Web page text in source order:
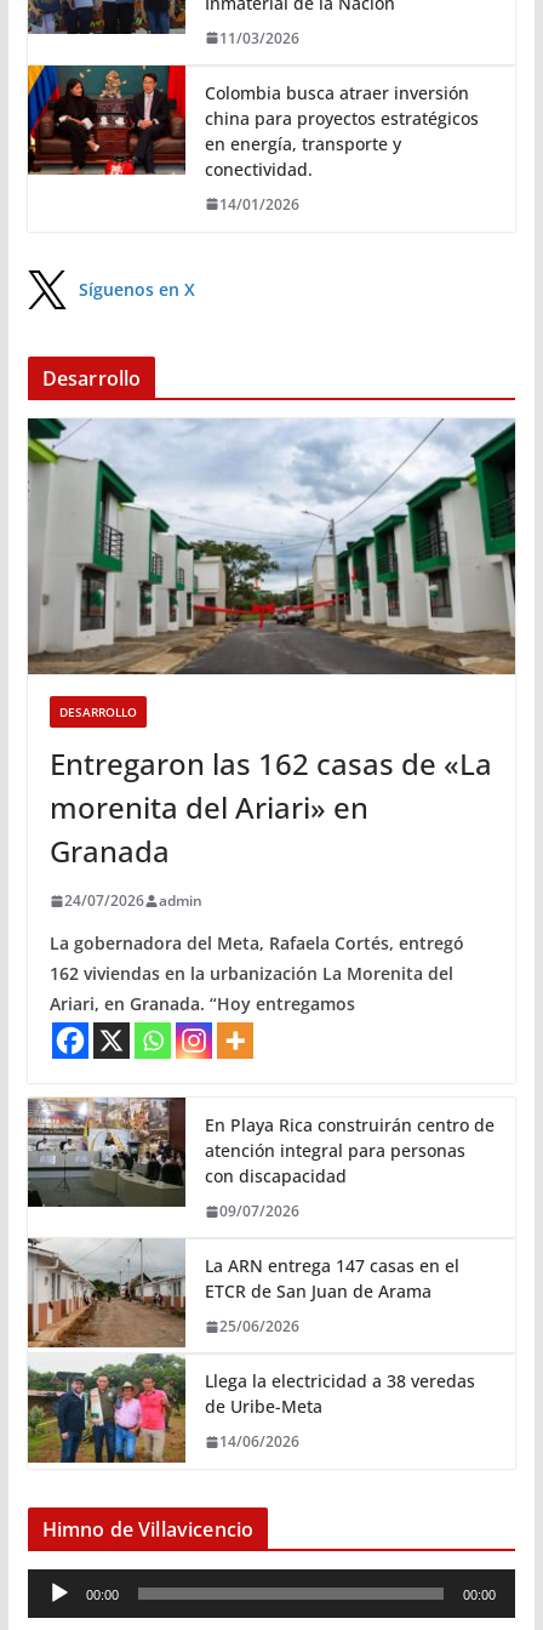
11/03/2026
Colombia busca atraer inversión
china para proyectos estratégicos
en energía, transporte y
conectividad.
14/01/2026
Síguenos en X
Desarrollo
DESARROLLO
Entregaron las 162 casas de «La
morenita del Ariari» en
Granada
24/07/2026 admin
La gobernadora del Meta, Rafaela Cortés, entregó
162 viviendas en la urbanización La Morenita del
Ariari, en Granada. “Hoy entregamos
En Playa Rica construirán centro de
atención integral para personas
con discapacidad
09/07/2026
La ARN entrega 147 casas en el
ETCR de San Juan de Arama
25/06/2026
Llega la electricidad a 38 veredas
de Uribe-Meta
14/06/2026
Himno de Villavicencio
e
00:00 00:00